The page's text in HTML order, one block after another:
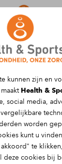
kunnen zijn en
Health &
social media,
worden
kunt u
te
deze cookies bij
een
een
naar de
loop je